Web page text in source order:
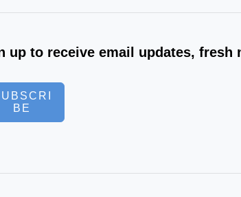
up to receive email updates, fresh
BE